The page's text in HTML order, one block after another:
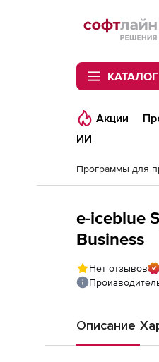
Softline
КАТАЛОГ
Акции
ИИ
Программы для
e-iceblue
Business
Нет отзывов
Описание